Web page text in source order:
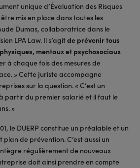
unique d’Évaluation des Risques
mis en place dans toutes les
Dumas, collaboratrice dans le
LPA Law. Il s’agitde prévenir tous
mentaux et psychosociaux
à chaque fois des mesures de
» Cette juriste accompagne
sur la question. « C’est un
partir du premier salarié et il faut le
»
le DUERP constitue un préalable et un
de prévention. C’est aussi un
régulièrement de nouveaux
doit ainsi prendre en compte